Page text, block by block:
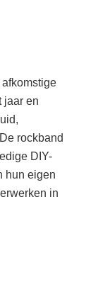
jaar en
rockband
DIY-
hun eigen
in